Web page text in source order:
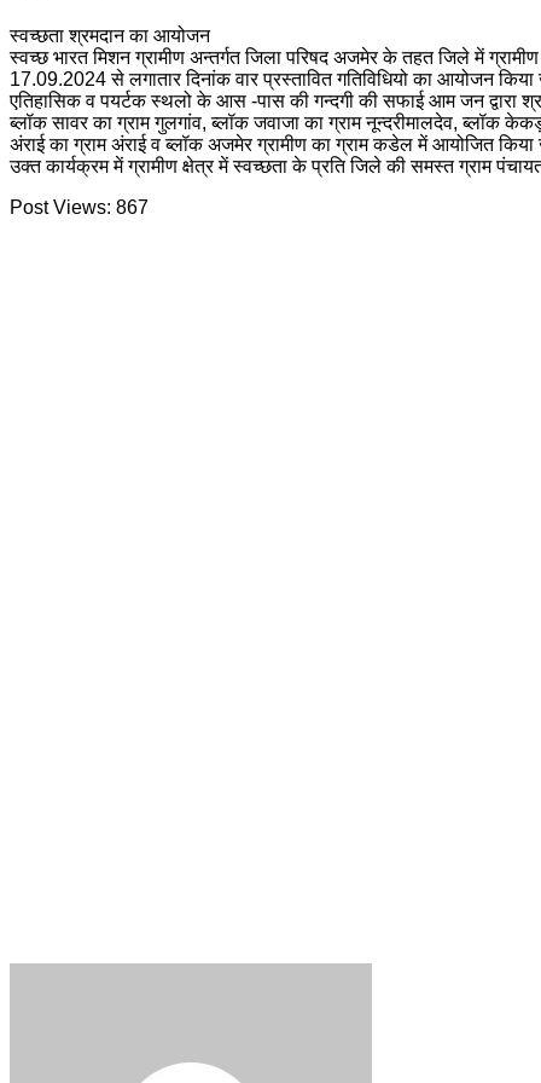
स्वच्छता श्रमदान का आयोजन
स्वच्छ भारत मिशन ग्रामीण अन्तर्गत जिला परिषद अजमेर के तहत जिले में
17.09.2024 से लगातार दिनांक वार प्रस्तावित गतिविधियो का आयोजन
एतिहासिक व पयर्टक स्थलो के आस -पास की गन्दगी की सफाई आम जन द्वारा
ब्लॉक सावर का ग्राम गुलगांव, ब्लॉक जवाजा का ग्राम नून्दरीमालदेव, ब्लॉक
अंराई का ग्राम अंराई व ब्लॉक अजमेर ग्रामीण का ग्राम कडेल में आयोजित किया
उक्त कार्यक्रम में ग्रामीण क्षेत्र में स्वच्छता के प्रति जिले की समस्त ग्राम
Post Views: 867